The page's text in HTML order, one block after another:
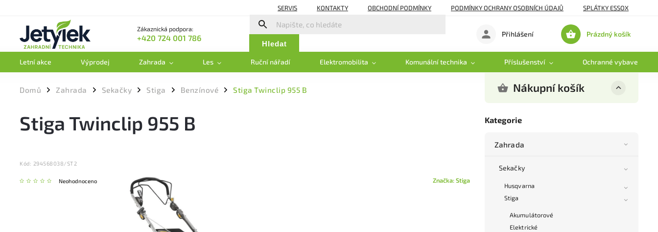
SERVIS KONTAKTY OBCHODNÍ PODMÍNKY PODMÍNKY OCHRANY OSOBNÍCH ÚDAJŮ SPLÁTKY ESSOX
Zákaznická podpora:
+420 724 001 786
Hledat
Nákupní
Prázdný košík
Přihlášení
Letní akce Výprodej Zahrada Les Ruční nářadí Elektromobilita Komunální technika Příslušenství Ochranné vybavení
Domů / Zahrada / Sekačky / Stiga / Benzínové / Stiga Twinclip 955 B Nákupní košík
Kategorie
Zahrada
Sekačky
Husqvarna
Stiga
Akumulátorové
Elektrické
Stiga Twinclip 955 B
Kód: 294568038/ST2
Neohodnoceno Značka:Stiga